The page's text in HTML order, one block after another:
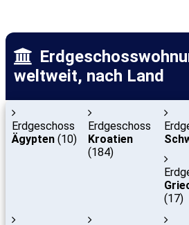
weltweit, nach Land
Erdgeschoss
Ägypten (10)
Erdgeschoss
Kroatien
(184)
(17)